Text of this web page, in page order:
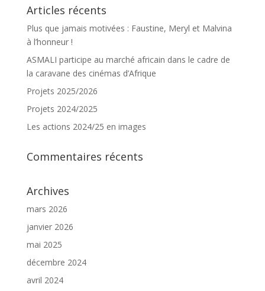
Articles récents
Plus que jamais motivées : Faustine, Meryl et Malvina
à l’honneur !
ASMALI participe au marché africain dans le cadre de
la caravane des cinémas d’Afrique
Projets 2025/2026
Projets 2024/2025
Les actions 2024/25 en images
Commentaires récents
Archives
mars 2026
janvier 2026
mai 2025
décembre 2024
avril 2024